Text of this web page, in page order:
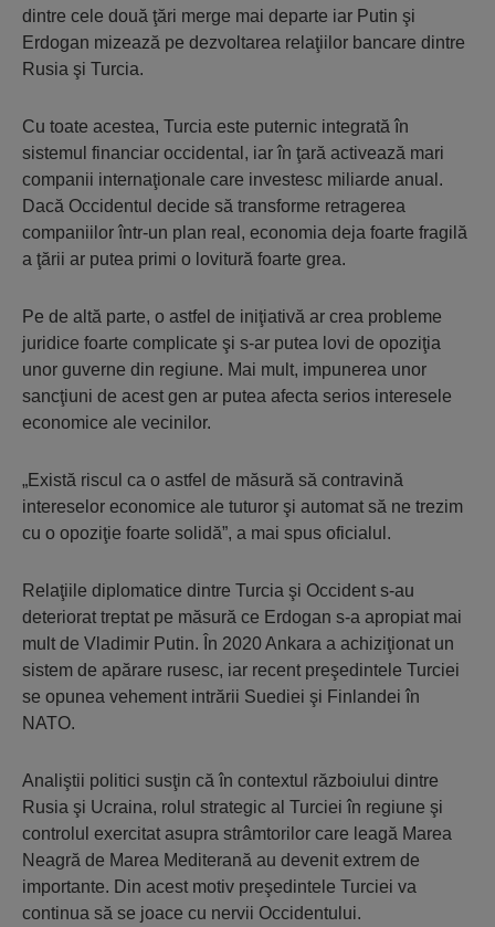
dintre cele două ţări merge mai departe iar Putin şi
Erdogan mizează pe dezvoltarea relaţiilor bancare dintre
Rusia şi Turcia.
Cu toate acestea, Turcia este puternic integrată în
sistemul financiar occidental, iar în ţară activează mari
companii internaţionale care investesc miliarde anual.
Dacă Occidentul decide să transforme retragerea
companiilor într-un plan real, economia deja foarte fragilă
a ţării ar putea primi o lovitură foarte grea.
Pe de altă parte, o astfel de iniţiativă ar crea probleme
juridice foarte complicate şi s-ar putea lovi de opoziţia
unor guverne din regiune. Mai mult, impunerea unor
sancţiuni de acest gen ar putea afecta serios interesele
economice ale vecinilor.
„Există riscul ca o astfel de măsură să contravină
intereselor economice ale tuturor şi automat să ne trezim
cu o opoziţie foarte solidă”, a mai spus oficialul.
Relaţiile diplomatice dintre Turcia şi Occident s-au
deteriorat treptat pe măsură ce Erdogan s-a apropiat mai
mult de Vladimir Putin. În 2020 Ankara a achiziţionat un
sistem de apărare rusesc, iar recent preşedintele Turciei
se opunea vehement intrării Suediei şi Finlandei în
NATO.
Analiştii politici susţin că în contextul războiului dintre
Rusia şi Ucraina, rolul strategic al Turciei în regiune şi
controlul exercitat asupra strâmtorilor care leagă Marea
Neagră de Marea Mediterană au devenit extrem de
importante. Din acest motiv preşedintele Turciei va
continua să se joace cu nervii Occidentului.